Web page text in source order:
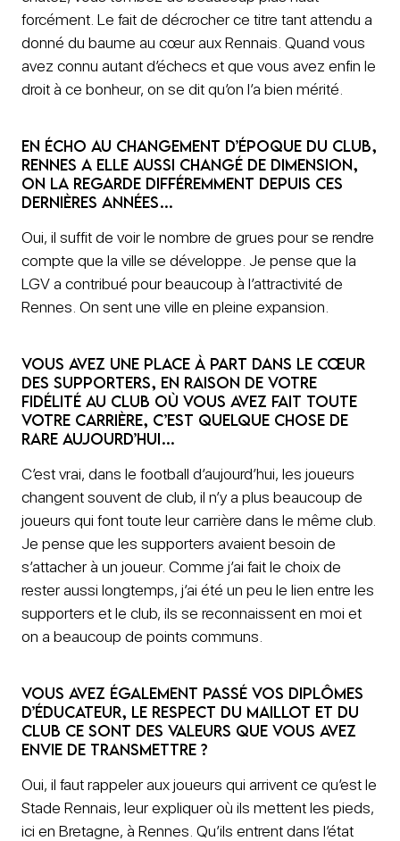
forcément. Le fait de décrocher ce titre tant attendu a
donné du baume au cœur aux Rennais. Quand vous
avez connu autant d’échecs et que vous avez enfin le
droit à ce bonheur, on se dit qu’on l’a bien mérité.
En écho au changement d’époque du club,
Rennes a elle aussi changé de dimension,
on la regarde différemment depuis ces
dernières années…
Oui, il suffit de voir le nombre de grues pour se rendre
compte que la ville se développe. Je pense que la
LGV a contribué pour beaucoup à l’attractivité de
Rennes. On sent une ville en pleine expansion.
Vous avez une place à part dans le cœur
des supporters, en raison de votre
fidélité au club où vous avez fait toute
votre carrière, c’est quelque chose de
rare aujourd’hui…
C’est vrai, dans le football d’aujourd’hui, les joueurs
changent souvent de club, il n’y a plus beaucoup de
joueurs qui font toute leur carrière dans le même club.
Je pense que les supporters avaient besoin de
s’attacher à un joueur. Comme j’ai fait le choix de
rester aussi longtemps, j’ai été un peu le lien entre les
supporters et le club, ils se reconnaissent en moi et
on a beaucoup de points communs.
Vous avez également passé vos diplômes
d’éducateur, le respect du maillot et du
club ce sont des valeurs que vous avez
envie de transmettre ?
Oui, il faut rappeler aux joueurs qui arrivent ce qu’est le
Stade Rennais, leur expliquer où ils mettent les pieds,
ici en Bretagne, à Rennes. Qu’ils entrent dans l’état